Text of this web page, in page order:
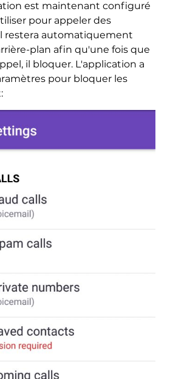
est maintenant configuré
pour appeler des
restera automatiquement
plan afin qu'une fois que
il bloquer. L'application a
pour bloquer les